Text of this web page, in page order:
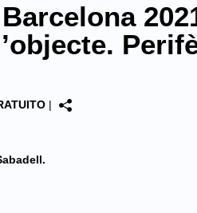
|